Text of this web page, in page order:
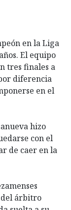
en la Liga
El equipo
tres finales a
diferencia
en el
hizo
con el
de caer en la
árbitro